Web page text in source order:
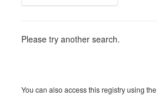
Please try another search.
You can also access this registry using the